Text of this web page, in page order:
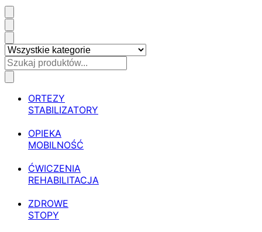
ORTEZY
STABILIZATORY
OPIEKA
MOBILNOŚĆ
ĆWICZENIA
REHABILITACJA
ZDROWE
STOPY